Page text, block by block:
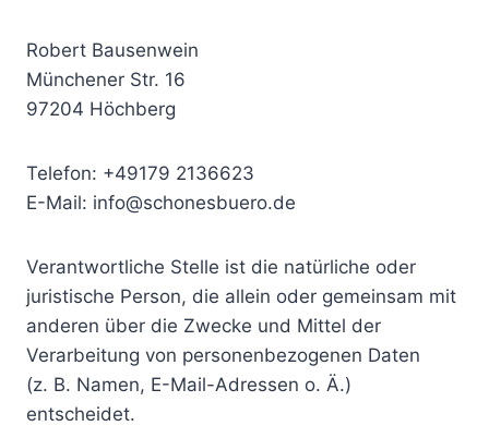
Robert Bausenwein
Münchener Str. 16
97204 Höchberg
Telefon: +49179 2136623
E-Mail: info@schonesbuero.de
Verantwortliche Stelle ist die natürliche oder
juristische Person, die allein oder gemeinsam mit
anderen über die Zwecke und Mittel der
Verarbeitung von personenbezogenen Daten
(z. B. Namen, E-Mail-Adressen o. Ä.)
entscheidet.